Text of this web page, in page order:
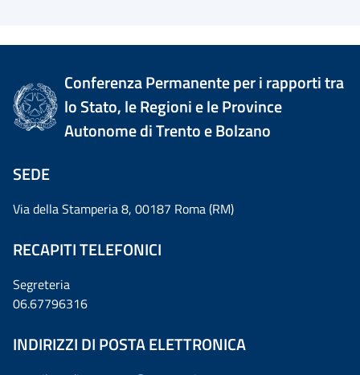
Conferenza Permanente per i rapporti tra
lo Stato, le Regioni e le Province
Autonome di Trento e Bolzano
SEDE
Via della Stamperia 8, 00187 Roma (RM)
RECAPITI TELEFONICI
Segreteria
06.67796316
INDIRIZZI DI POSTA ELETTRONICA